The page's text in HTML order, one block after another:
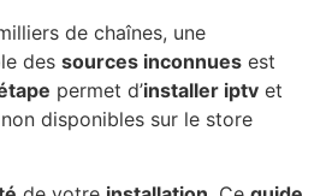
de chaînes, une
des sources inconnues est
permet d’installer iptv et
non disponibles sur le store